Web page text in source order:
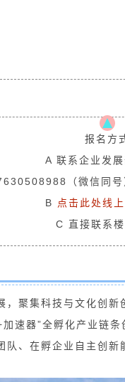
报名方
A 联系企业发
（微信同
B
点击此处线上
C 直接联系
聚集科技与文化创
速器”全孵化产业链
队、在孵企业自主创